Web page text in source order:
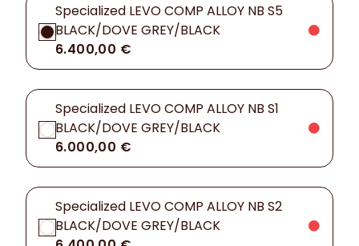
Specialized LEVO COMP ALLOY NB S5
BLACK/DOVE GREY/BLACK
6.400,00 €
Specialized LEVO COMP ALLOY NB S1
BLACK/DOVE GREY/BLACK
6.000,00 €
Specialized LEVO COMP ALLOY NB S2
BLACK/DOVE GREY/BLACK